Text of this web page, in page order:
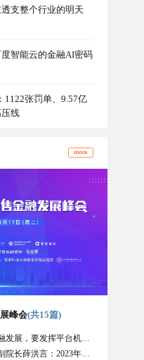
支整个行业的明天
智能云的金融AI密码
1122张罚单、9.57亿
线
more
峰会(共15篇)
，要发挥平台机构的作用
：2023年消费信贷或迎来新起点